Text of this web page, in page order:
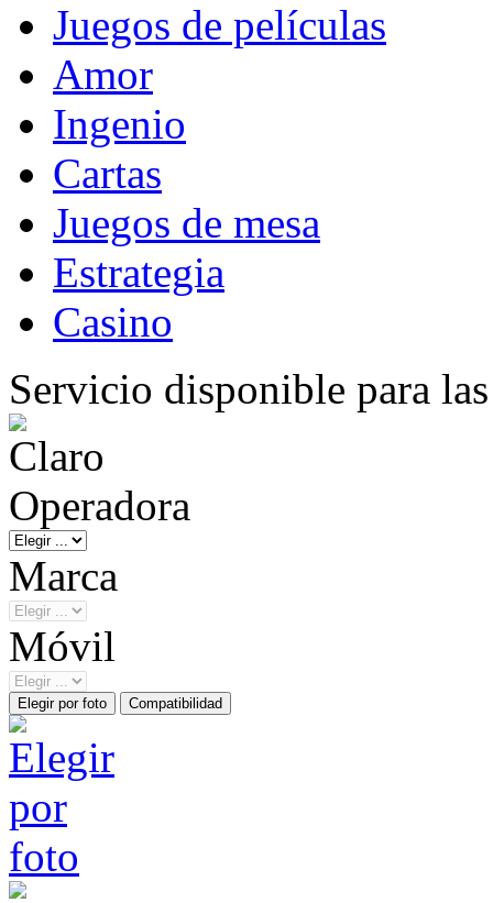
Juegos de películas
Amor
Ingenio
Cartas
Juegos de mesa
Estrategia
Casino
Servicio disponible para
Operadora
Marca
Móvil